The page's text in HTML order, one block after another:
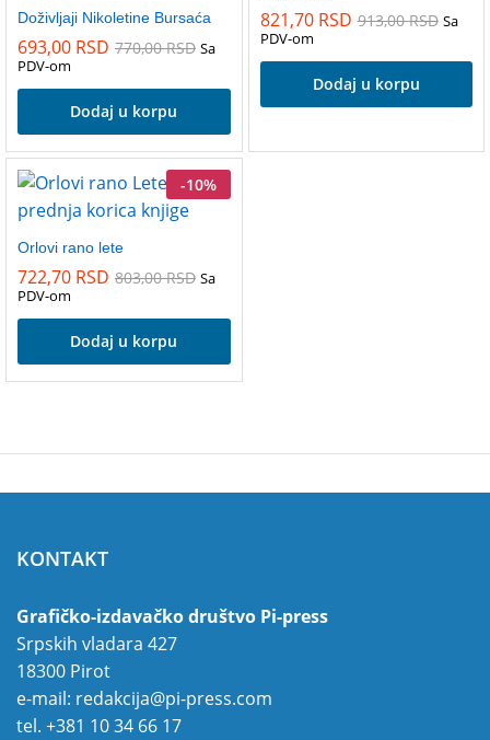
Doživljaji Nikoletine Bursaća
693,00 RSD 770,00RSD Sa
PDV-om
Dodaj u korpu
821,70 RSD 913,00RSD Sa
PDV-om
Dodaj u korpu
-10%
Orlovi rano lete
722,70 RSD 803,00RSD Sa
PDV-om
Dodaj u korpu
KONTAKT
Grafičko-izdavačko društvo Pi-press
Srpskih vladara 427
18300 Pirot
e-mail: redakcija@pi-press.com
tel. +381 10 34 66 17